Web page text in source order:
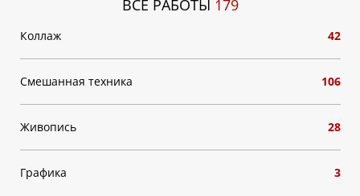
ВСЕ РАБОТЫ 179
Коллаж 42
Смешанная техника 106
Живопись 28
Графика 3